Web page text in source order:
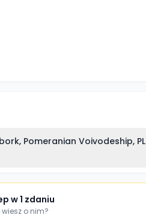
Pomeranian Voivodeship, PL
w 1 zdaniu
o nim?